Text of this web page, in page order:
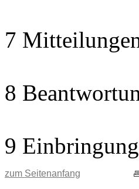
7
8
9
zum Seitenanfang